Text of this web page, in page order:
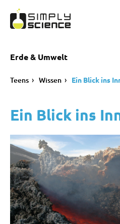
Erde & Umwelt
Teens Wissen Ein Blick ins
Ein Blick ins